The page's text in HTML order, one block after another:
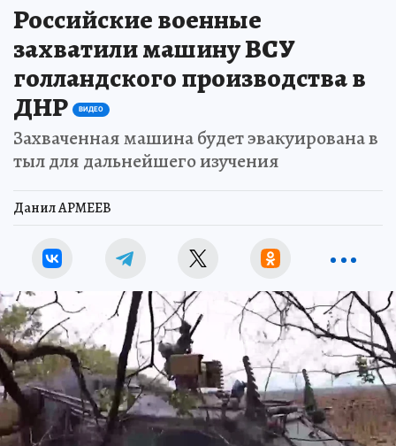
Российские военные
захватили машину ВСУ
голландского производства в
ДНР
ВИДЕО
Захваченная машина будет эвакуирована в
тыл для дальнейшего изучения
Данил АРМЕЕВ